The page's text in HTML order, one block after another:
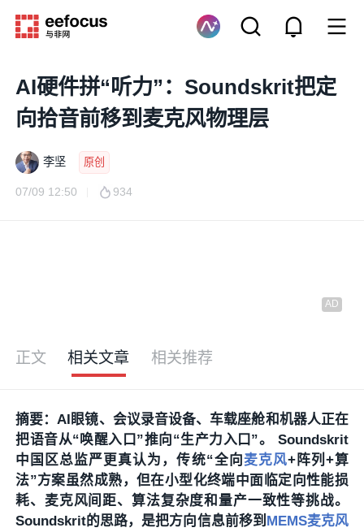
AI硬件拼“听力”：Soundskrit把定
向拾音前移到麦克风物理层
李坚 原创
07/09 12:50 934
正文 相关文章 相关推荐
摘要：AI眼镜、会议录音设备、车载座舱和机器人正在
把语音从“唤醒入口”推向“生产力入口”。 Soundskrit
中国区总监严更真认为，传统“全向麦克风+阵列+算
法”方案虽然成熟，但在小型化终端中面临定向性能损
耗、麦克风间距、算法复杂度和量产一致性等挑战。
Soundskrit的思路，是把方向信息前移到 MEMS麦克风